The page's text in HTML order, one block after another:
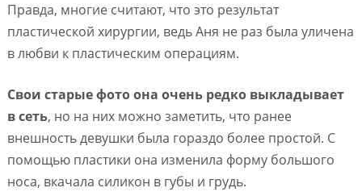
Правда, многие считают, что это результат
пластической хирургии, ведь Аня не раз была уличена
в любви к пластическим операциям.
Свои старые фото она очень редко выкладывает
в сеть, но на них можно заметить, что ранее
внешность девушки была гораздо более простой. С
помощью пластики она изменила форму большого
носа, вкачала силикон в губы и грудь.